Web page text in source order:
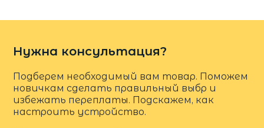
Нужна консультация?
Подберем необходимый вам товар. Поможем
новичкам сделать правильный выбр и
избежать переплаты. Подскажем, как
настроить устройство.